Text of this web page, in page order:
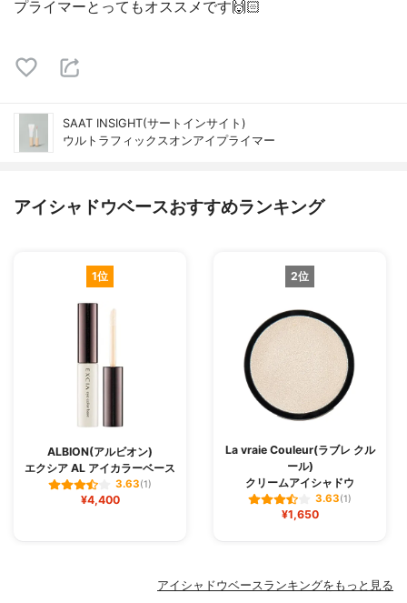
プライマーとってもオススメです🙌🏻
SAAT INSIGHT(サートインサイト)
ウルトラフィックスオンアイプライマー
アイシャドウベースおすすめランキング
1位
ALBION(アルビオン)
エクシア AL アイカラーベース
3.63(1)
¥4,400
2位
La vraie Couleur(ラブレ クル
ール)
クリームアイシャドウ
3.63(1)
¥1,650
アイシャドウベースランキングをもっと見る